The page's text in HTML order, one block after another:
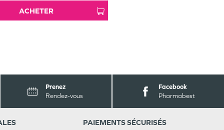
ACHETER
Prenez
Rendez-vous
Facebook
Pharmabest
PAIEMENTS SÉCURISÉS